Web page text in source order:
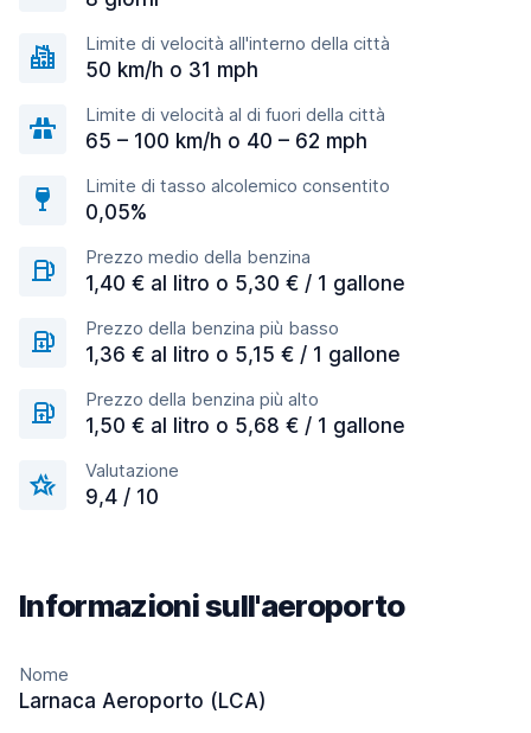
Limite di velocità all'interno della città
50 km/h o 31 mph
Limite di velocità al di fuori della città
65 – 100 km/h o 40 – 62 mph
Limite di tasso alcolemico consentito
0,05%
Prezzo medio della benzina
1,40 € al litro o 5,30 € / 1 gallone
Prezzo della benzina più basso
1,36 € al litro o 5,15 € / 1 gallone
Prezzo della benzina più alto
1,50 € al litro o 5,68 € / 1 gallone
Valutazione
9,4 / 10
Informazioni sull'aeroporto
Nome
Larnaca Aeroporto (LCA)